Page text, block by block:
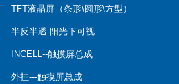
TFT液晶屏（条形\圆形\方型）
半反半透-阳光下可视
INCELL--触摸屏总成
外挂---触摸屏总成